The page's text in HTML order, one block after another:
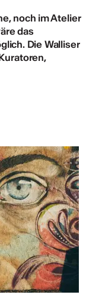
noch im Atelier
das
Die Walliser